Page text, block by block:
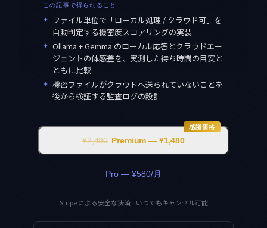
この記事で得られること
✦
ファイル単位で「ローカル処理 / クラウド可」を
自動判定する機密度スコアリングの実装
✦ Ollama + Gemma のローカル応答とクラウドエー
ジェントの体感差を、実測した待ち時間の目安と
ともに比較
✦ 機密ファイルがクラウドへ送られていないことを
後から検証する監査ログの設計
感謝価格
¥2,480 Premium — ¥1,480
Pro — ¥580/月
Stripe による安全な決済 · いつでもキャンセル可能